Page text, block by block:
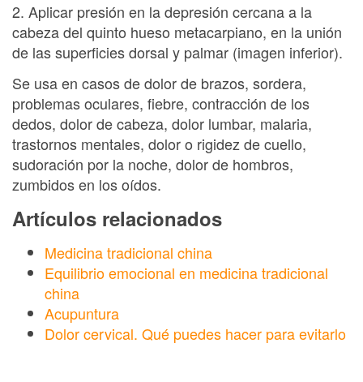
2. Aplicar presión en la depresión cercana a la
cabeza del quinto hueso metacarpiano, en la unión
de las superficies dorsal y palmar (imagen inferior).
Se usa en casos de dolor de brazos, sordera,
problemas oculares, fiebre, contracción de los
dedos, dolor de cabeza, dolor lumbar, malaria,
trastornos mentales, dolor o rigidez de cuello,
sudoración por la noche, dolor de hombros,
zumbidos en los oídos.
Artículos relacionados
Medicina tradicional china
Equilibrio emocional en medicina tradicional
china
Acupuntura
Dolor cervical. Qué puedes hacer para evitarlo